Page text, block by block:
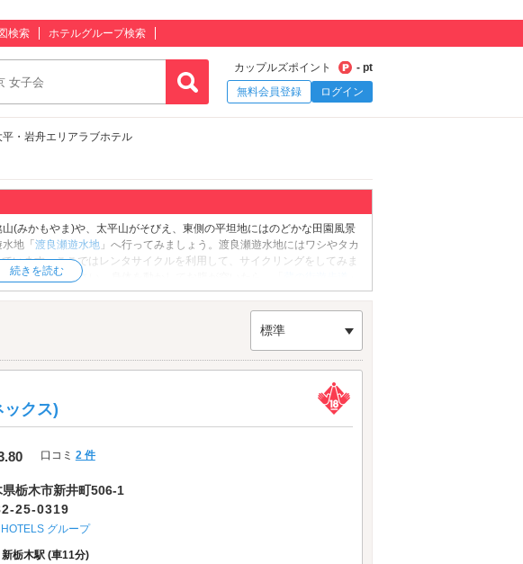
検索 ホテルグループ検索
カップルズポイント
- pt
無料会員登録
ログイン
平・岩舟エリアラブホテル
(みかもやま)や、太平山がそびえ、東側の平坦地にはのどかな田園風景
地「 渡良瀬遊水地 」へ行ってみましょう。渡良瀬遊水地にはワシやタカ
います。ここではレンタサイクルを利用して、サイクリングをしてみま
お楽しみください。身体を動かしてお腹が空いたら、「
どが連なる、巴波川(うずまがわ)沿いのスポットです。歴史情緒あふれ
お気に入りのお店を見つけてくださいね♪お腹が満たされたら、ラブ運
年に創建された由緒あるこちらの神社は、古来より縁結びのご利益のあ
ています。80個のハートマークを見事に見つけられたカップルは、その
いね♪観光・デートを満喫したらラブホテルでひと休み。栃木・大平・
毛線「岩舟駅」、東武鉄道日光線「新大平下駅」「静和駅」の近くに点在
みましょう。
標準
クス)
つ星のうち3.5
口コミ 2 件
県栃木市新井町506-1
25-0319
グループ
新栃木駅 (車11分)